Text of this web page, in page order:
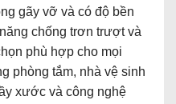
gãy vỡ và có độ bền
chống trơn trượt và
phù hợp cho mọi
phòng tắm, nhà vệ sinh
xước và công nghệ